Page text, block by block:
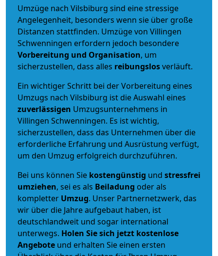
Umzüge nach Vilsbiburg sind eine stressige
Angelegenheit, besonders wenn sie über große
Distanzen stattfinden. Umzüge von Villingen
Schwenningen erfordern jedoch besondere
Vorbereitung und Organisation, um
sicherzustellen, dass alles reibungslosverläuft.
Ein wichtiger Schritt bei der Vorbereitung eines
Umzugs nach Vilsbiburg ist die Auswahl eines
zuverlässigen Umzugsunternehmens in
Villingen Schwenningen. Es ist wichtig,
sicherzustellen, dass das Unternehmen über die
erforderliche Erfahrung und Ausrüstung verfügt,
um den Umzug erfolgreich durchzuführen.
Bei uns können Sie kostengünstig und stressfrei
umziehen, sei es als Beiladung oder als
kompletter Umzug. Unser Partnernetzwerk, das
wir über die Jahre aufgebaut haben, ist
deutschlandweit und sogar international
unterwegs. Holen Sie sich jetzt kostenlose
Angebote und erhalten Sie einen ersten